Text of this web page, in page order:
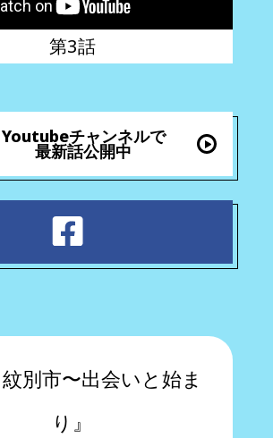
第3話
Youtubeチャンネルで
最新話公開中 →
紋別市〜出会いと始ま
り』